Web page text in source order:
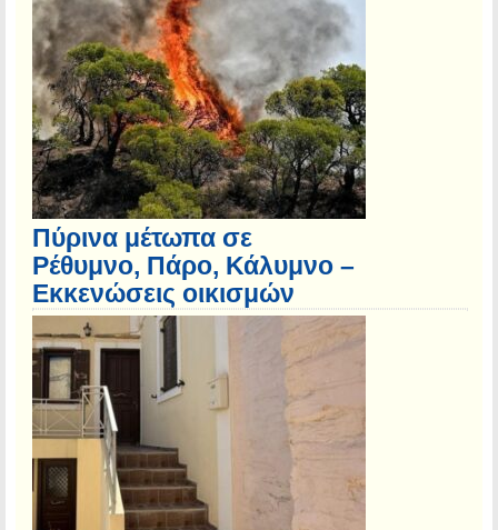
Πύρινα μέτωπα σε
Ρέθυμνο, Πάρο, Κάλυμνο –
Εκκενώσεις οικισμών